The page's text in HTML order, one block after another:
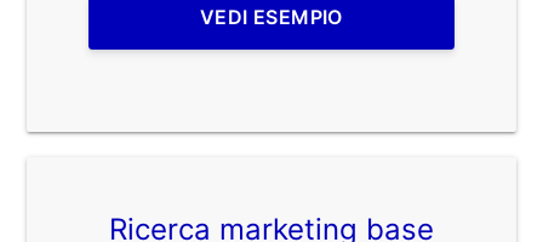
VEDI ESEMPIO
Ricerca marketing base